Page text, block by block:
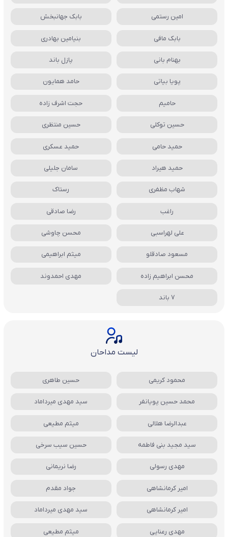
امین رستمی بابک جهانبخش
بابک مافی بنیامین بهادری
بهنام بانی پازل باند
پویا بیاتی حامد همایون
حامیم حجت اشرف زاده
حسین توکلی حسین منتظری
حمید حامی حمید عسکری
حمید هیراد سامان جلیلی
شهاب مظفری رستاک
راغب رضا صادقی
علی لهراسبی محسن چاوشی
مسعود صادقلو میثم ابراهیمی
محسن ابراهیم زاده مهدی احمدوند
7 باند
لیست مداحان
محمود کریمی حسین طاهری
محمد حسین پویانفر سید مهدی میرداماد
عبدالرضا هلالی میثم مطیعی
سید مجید بنی فاطمه حسین سیب سرخی
مهدی رسولی رضا نریمانی
امیر کرمانشاهی جواد مقدم
امیر کرمانشاهی سید مهدی میرداماد
مهدی رعنایی میثم مطیعی